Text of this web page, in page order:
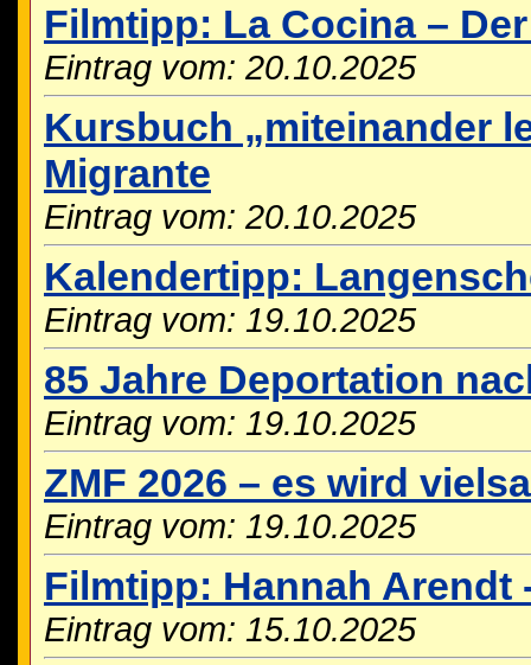
Filmtipp: La Cocina –
Eintrag vom: 20.10.2025
Kursbuch „miteinander
Migrante
Eintrag vom: 20.10.2025
Kalendertipp:
Eintrag vom: 19.10.2025
85 Jahre Deportation
Eintrag vom: 19.10.2025
ZMF 2026 – es wird
Eintrag vom: 19.10.2025
Filmtipp: Hannah Arendt
Eintrag vom: 15.10.2025